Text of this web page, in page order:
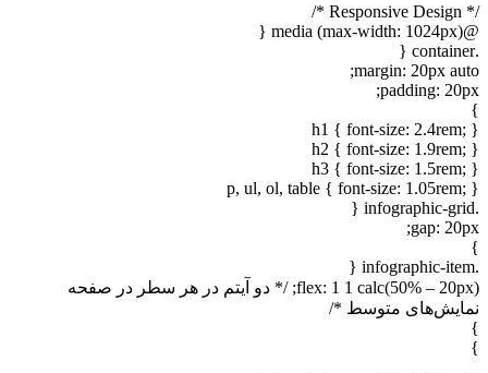
/* Responsive Design */
@media (max-width: 1024px) {
.container {
margin: 20px auto;
padding: 20px;
}
h1 { font-size: 2.4rem; }
h2 { font-size: 1.9rem; }
h3 { font-size: 1.5rem; }
p, ul, ol, table { font-size: 1.05rem; }
.infographic-grid {
gap: 20px;
}
.infographic-item {
flex: 1 1 calc(50% – 20px); /* دو آیتم در هر سطر در صفحه
نمایش‌های متوسط */
}
}